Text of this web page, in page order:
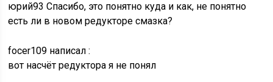
юрий93 Спасибо, это понятно куда и как, не понятно
есть ли в новом редукторе смазка?
focer109 написал :
вот насчёт редуктора я не понял